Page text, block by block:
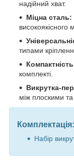
надійний хват.
Міцна сталь:
високоякісного
типами
комплекті.
Викрутка-
між плоскими
Комплектація:
Набір